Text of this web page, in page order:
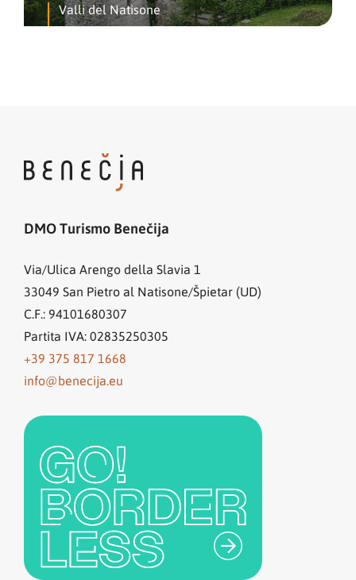
Valli del Natisone
DMO Turismo Benečija
Via/Ulica Arengo della Slavia 1
33049 San Pietro al Natisone/Špietar (UD)
C.F.: 94101680307
Partita IVA: 02835250305
+39 375 817 1668
info@benecija.eu